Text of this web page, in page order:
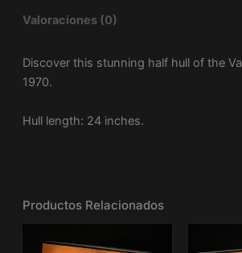
Valoraciones (0)
Discover this stunning half hull of the
1970.
Hull length: 24 inches.
Productos Relacionados